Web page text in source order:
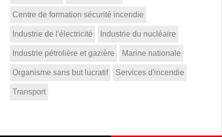
Centre de formation sécurité incendie
Industrie de l'électricité Industrie du nucléaire
Industrie pétrolière et gazière Marine nationale
Organisme sans but lucratif Services d'incendie
Transport